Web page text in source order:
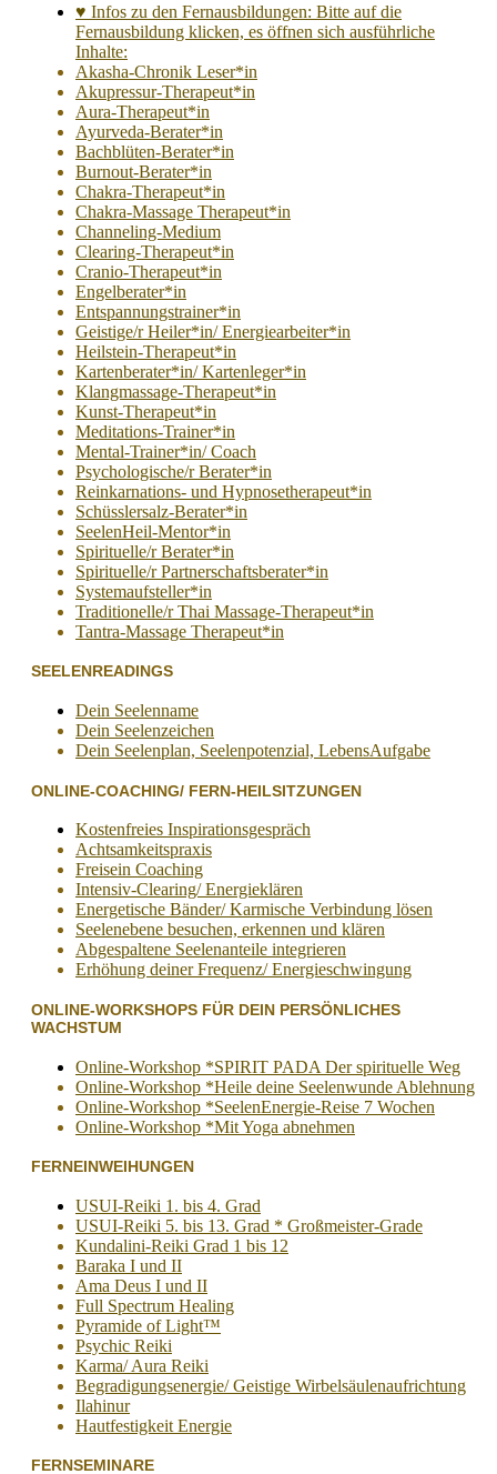
♥ Infos zu den Fernausbildungen: Bitte auf die
Fernausbildung klicken, es öffnen sich ausführliche
Inhalte:
Akasha-Chronik Leser*in
Akupressur-Therapeut*in
Aura-Therapeut*in
Ayurveda-Berater*in
Bachblüten-Berater*in
Burnout-Berater*in
Chakra-Therapeut*in
Chakra-Massage Therapeut*in
Channeling-Medium
Clearing-Therapeut*in
Cranio-Therapeut*in
Engelberater*in
Entspannungstrainer*in
Geistige/r Heiler*in/ Energiearbeiter*in
Heilstein-Therapeut*in
Kartenberater*in/ Kartenleger*in
Klangmassage-Therapeut*in
Kunst-Therapeut*in
Meditations-Trainer*in
Mental-Trainer*in/ Coach
Psychologische/r Berater*in
Reinkarnations- und Hypnosetherapeut*in
Schüsslersalz-Berater*in
SeelenHeil-Mentor*in
Spirituelle/r Berater*in
Spirituelle/r Partnerschaftsberater*in
Systemaufsteller*in
Traditionelle/r Thai Massage-Therapeut*in
Tantra-Massage Therapeut*in
SEELENREADINGS
Dein Seelenname
Dein Seelenzeichen
Dein Seelenplan, Seelenpotenzial, LebensAufgabe
ONLINE-COACHING/ FERN-HEILSITZUNGEN
Kostenfreies Inspirationsgespräch
Achtsamkeitspraxis
Freisein Coaching
Intensiv-Clearing/ Energieklären
Energetische Bänder/ Karmische Verbindung lösen
Seelenebene besuchen, erkennen und klären
Abgespaltene Seelenanteile integrieren
Erhöhung deiner Frequenz/ Energieschwingung
ONLINE-WORKSHOPS FÜR DEIN PERSÖNLICHES
WACHSTUM
Online-Workshop *SPIRIT PADA Der spirituelle Weg
Online-Workshop *Heile deine Seelenwunde Ablehnung
Online-Workshop *SeelenEnergie-Reise 7 Wochen
Online-Workshop *Mit Yoga abnehmen
FERNEINWEIHUNGEN
USUI-Reiki 1. bis 4. Grad
USUI-Reiki 5. bis 13. Grad * Großmeister-Grade
Kundalini-Reiki Grad 1 bis 12
Baraka I und II
Ama Deus I und II
Full Spectrum Healing
Pyramide of Light™
Psychic Reiki
Karma/ Aura Reiki
Begradigungsenergie/ Geistige Wirbelsäulenaufrichtung
Ilahinur
Hautfestigkeit Energie
FERNSEMINARE